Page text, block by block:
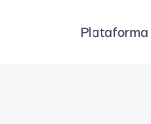
Plataforma